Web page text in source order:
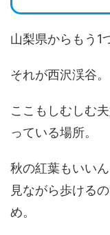
山梨県からもう1
それが西沢渓谷。
ここもしむしむ
っている場所。
秋の紅葉もいい
見ながら歩ける
め。